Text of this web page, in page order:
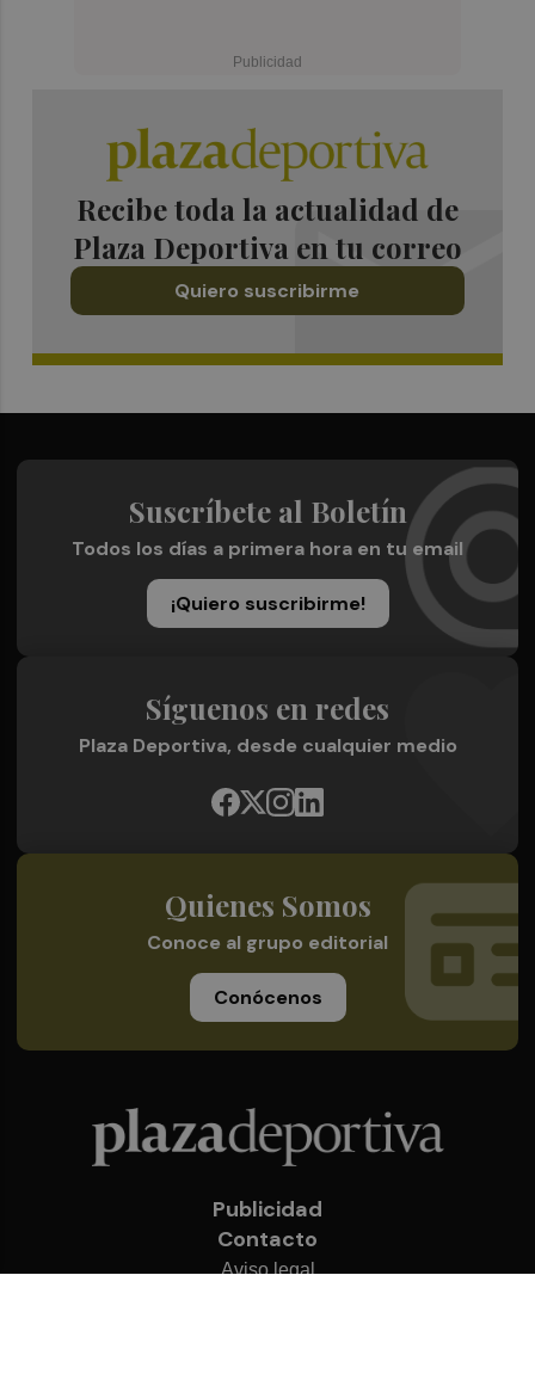
Recibe toda la actualidad de
Plaza Deportiva en tu correo
Quiero suscribirme
Suscríbete al Boletín
Todos los días a primera hora en tu email
¡Quiero suscribirme!
Síguenos en redes
Plaza Deportiva, desde cualquier medio
Quienes Somos
Conoce al grupo editorial
Conócenos
Publicidad
Contacto
Aviso legal